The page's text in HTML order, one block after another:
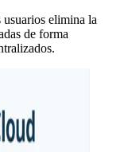
usuarios elimina la
de forma